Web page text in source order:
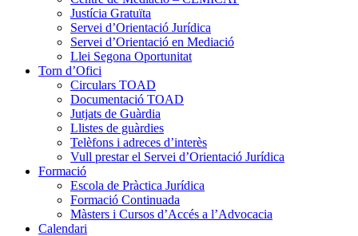
Justícia Gratuïta
Servei d’Orientació Jurídica
Servei d’Orientació en Mediació
Llei Segona Oportunitat
Torn d’Ofici
Circulars TOAD
Documentació TOAD
Jutjats de Guàrdia
Llistes de guàrdies
Telèfons i adreces d’interès
Vull prestar el Servei d’Orientació Jurídica
Formació
Escola de Pràctica Jurídica
Formació Continuada
Màsters i Cursos d’Accés a l’Advocacia
Calendari